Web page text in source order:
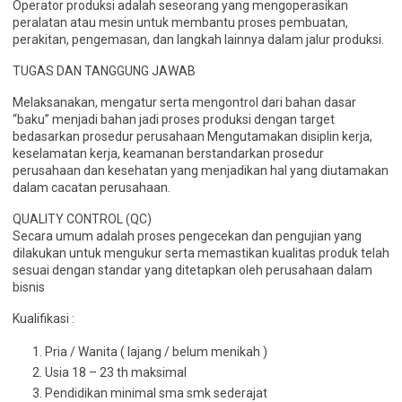
Operator produksi adalah seseorang yang mengoperasikan
peralatan atau mesin untuk membantu proses pembuatan,
perakitan, pengemasan, dan langkah lainnya dalam jalur produksi.
TUGAS DAN TANGGUNG JAWAB
Melaksanakan, mengatur serta mengontrol dari bahan dasar
“baku” menjadi bahan jadi proses produksi dengan target
bedasarkan prosedur perusahaan Mengutamakan disiplin kerja,
keselamatan kerja, keamanan berstandarkan prosedur
perusahaan dan kesehatan yang menjadikan hal yang diutamakan
dalam cacatan perusahaan.
QUALITY CONTROL (QC)
Secara umum adalah proses pengecekan dan pengujian yang
dilakukan untuk mengukur serta memastikan kualitas produk telah
sesuai dengan standar yang ditetapkan oleh perusahaan dalam
bisnis
Kualifikasi :
Pria / Wanita ( lajang / belum menikah )
Usia 18 – 23 th maksimal
Pendidikan minimal sma smk sederajat